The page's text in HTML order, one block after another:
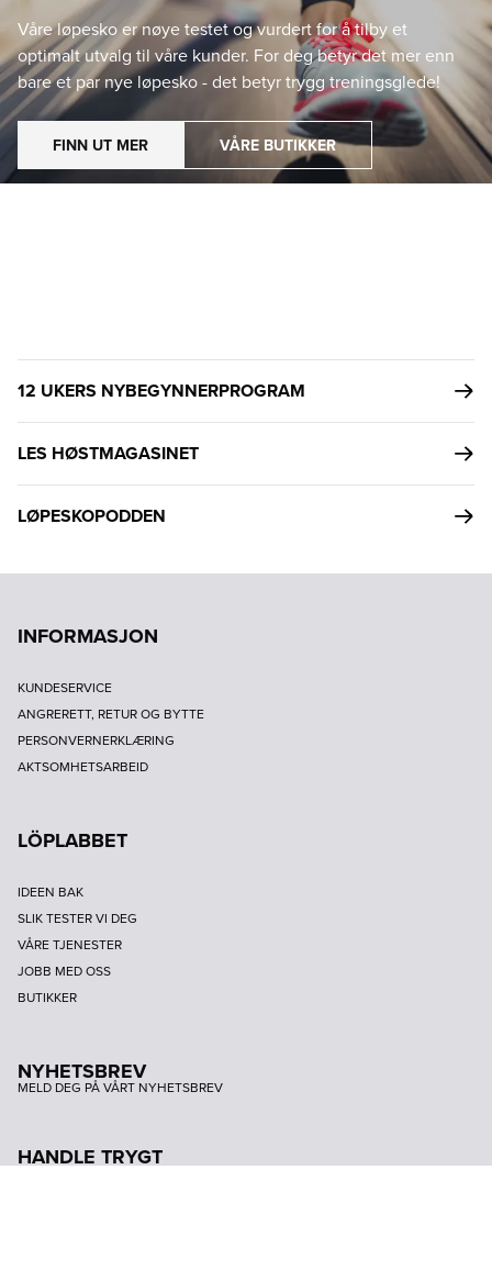
Våre løpesko er nøye testet og vurdert for å tilby et
optimalt utvalg til våre kunder. For deg betyr det mer enn
bare et par nye løpesko - det betyr trygg treningsglede!
FINN UT MER VÅRE BUTIKKER
12 UKERS NYBEGYNNERPROGRAM
LES HØSTMAGASINET
LØPESKOPODDEN
INFORMASJON
KUNDESERVICE
ANGRERETT, RETUR OG BYTTE
PERSONVERNERKLÆRING
AKTSOMHETSARBEID
LÖPLABBET
IDEEN BAK
SLIK TESTER VI DEG
VÅRE TJENESTER
JOBB MED OSS
BUTIKKER
NYHETSBREV
MELD DEG PÅ VÅRT NYHETSBREV
HANDLE TRYGT